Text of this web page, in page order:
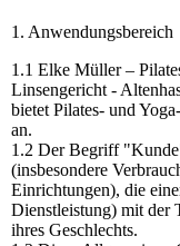
1. Anwendungsbereich
1.1 Elke Müller –
Linsengericht -
bietet Pilates- und
an.
1.2 Der Begriff
(insbesondere
Einrichtungen), die
Dienstleistung) mit der
ihres Geschlechts.